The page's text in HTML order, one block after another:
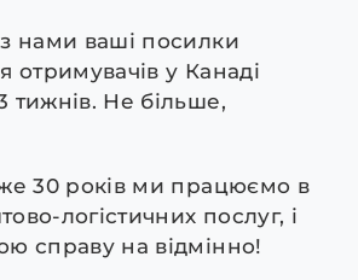
нами ваші посилки
отримувачів у Канаді
тижнів. Не більше,
30 років ми працюємо в
логістичних послуг, і
справу на відмінно!